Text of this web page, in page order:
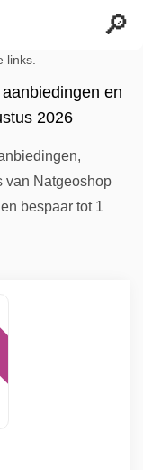
links.
en
2026
van Natgeoshop
bespaar tot 1